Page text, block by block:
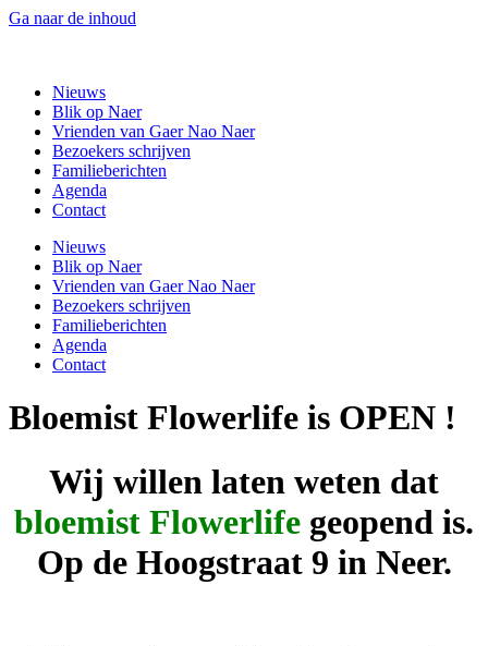
Ga naar de inhoud
Nieuws
Blik op Naer
Vrienden van Gaer Nao Naer
Bezoekers schrijven
Familieberichten
Agenda
Contact
Nieuws
Blik op Naer
Vrienden van Gaer Nao Naer
Bezoekers schrijven
Familieberichten
Agenda
Contact
Bloemist Flowerlife is OPEN !
Wij willen laten weten dat
bloemist Flowerlife geopend is.
Op de Hoogstraat 9 in Neer.